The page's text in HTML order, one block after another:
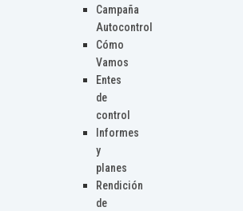
Campaña
Autocontrol
Cómo
Vamos
Entes
de
control
Informes
y
planes
Rendición
de